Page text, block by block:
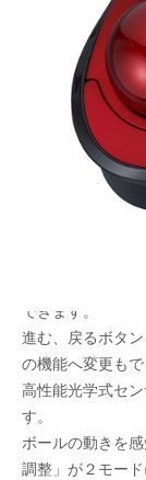
選べる2つの
メーカー希望小売価
¥10,400+ 税
生産終了品
楽楽操作のトラ
長時間PC操作が
角度が変わる
できます。
進む、戻るボタ
の機能へ変更も
高性能光学式セ
す。
ボールの動きを
調整」が２モード